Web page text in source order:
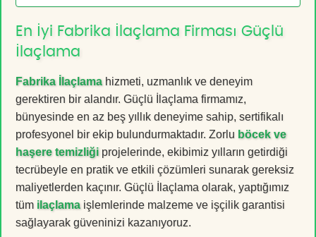
En İyi Fabrika İlaçlama Firması Güçlü
İlaçlama
Fabrika İlaçlamahizmeti, uzmanlık ve deneyim
gerektiren bir alandır. Güçlü İlaçlama firmamız,
bünyesinde en az beş yıllık deneyime sahip, sertifikalı
profesyonel bir ekip bulundurmaktadır. Zorlu böcek ve
haşere temizliği projelerinde, ekibimiz yılların getirdiği
tecrübeyle en pratik ve etkili çözümleri sunarak gereksiz
maliyetlerden kaçınır. Güçlü İlaçlama olarak, yaptığımız
tüm ilaçlamaişlemlerinde malzeme ve işçilik garantisi
sağlayarak güveninizi kazanıyoruz.